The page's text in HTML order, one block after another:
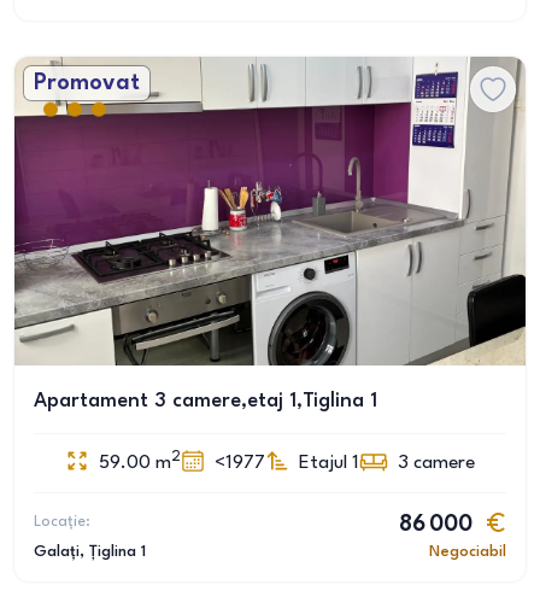
Promovat
Apartament 3 camere,etaj 1,Tiglina 1
59.00 m2 <1977 Etajul 1 3 camere
Locație:
Galați, Țiglina 1
86 000
Negociabil